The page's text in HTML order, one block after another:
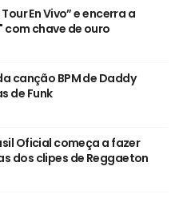
En Vivo” e encerra a
com chave de ouro
canção BPM de Daddy
de Funk
Oficial começa a fazer
dos clipes de Reggaeton